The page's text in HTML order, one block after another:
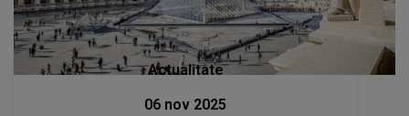
Actualitate
06 nov 2025